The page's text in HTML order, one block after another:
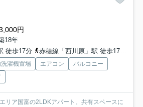
円
18年
徒歩17分
赤穂線「西川原」駅 徒歩17分
濯機置場 エアコン
バルコニー
リア国富の2LDKアパート。共有スペースに